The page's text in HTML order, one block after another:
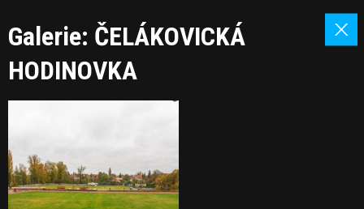
Galerie: ČELÁKOVICKÁ
HODINOVKA